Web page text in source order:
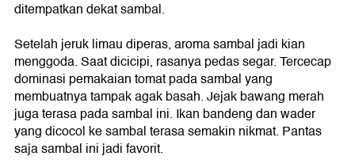
ditempatkan dekat sambal.
Setelah jeruk limau diperas, aroma sambal jadi kian
menggoda. Saat dicicipi, rasanya pedas segar. Tercecap
dominasi pemakaian tomat pada sambal yang
membuatnya tampak agak basah. Jejak bawang merah
juga terasa pada sambal ini. Ikan bandeng dan wader
yang dicocol ke sambal terasa semakin nikmat. Pantas
saja sambal ini jadi favorit.